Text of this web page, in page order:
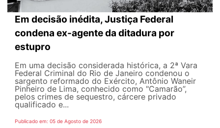
Em decisão inédita, Justiça Federal
condena ex-agente da ditadura por
estupro
Em uma decisão considerada histórica, a 2ª Vara
Federal Criminal do Rio de Janeiro condenou o
sargento reformado do Exército, Antônio Waneir
Pinheiro de Lima, conhecido como "Camarão”,
pelos crimes de sequestro, cárcere privado
qualificado e...
Publicado em: 05 de Agosto de 2026